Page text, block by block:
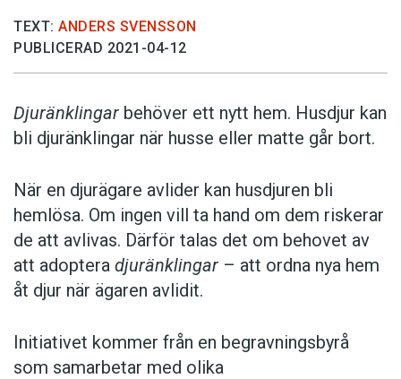
TEXT: ANDERS SVENSSON
PUBLICERAD 2021-04-12
Djuränklingar behöver ett nytt hem. Husdjur kan
bli djuränklingar när husse eller matte går bort.
När en djurägare avlider kan husdjuren bli
hemlösa. Om ingen vill ta hand om dem riskerar
de att avlivas. Därför talas det om behovet av
att adoptera djuränklingar – att ordna nya hem
åt djur när ägaren avlidit.
Initiativet kommer från en begravningsbyrå
som samarbetar med olika